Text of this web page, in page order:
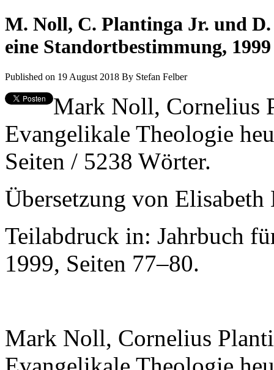
M. Noll, C. Plantinga Jr. und
eine Standortbestimmung, 1999
Published on 19 August 2018 By Stefan Felber
Mark Noll, Cornelius
Evangelikale Theologie
Seiten / 5238 Wörter.
Übersetzung von
Teilabdruck in: Jahrbuch
1999, Seiten 77–80.
Mark Noll, Cornelius